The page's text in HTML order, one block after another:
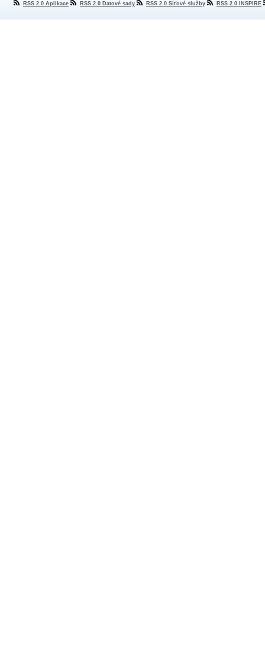
RSS 2.0 Aplikace
RSS 2.0 Datové sady RSS 2.0 Síťové služby RSS 2.0 INSPIRE